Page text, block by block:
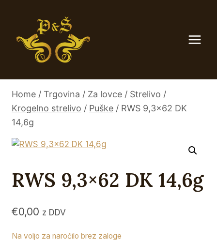
Home / Trgovina / Za lovce / Strelivo /
Krogelno strelivo / Puške / RWS 9,3×62 DK
14,6g
RWS 9,3×62 DK 14,6g
€0,00 z DDV
Na voljo za naročilo brez zaloge